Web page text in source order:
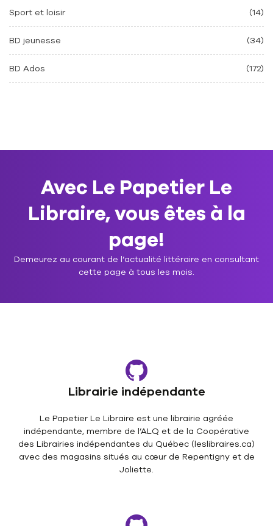
Sport et loisir (14)
BD jeunesse (34)
BD Ados (172)
Avec Le Papetier Le
Libraire, vous êtes à la
page!
Demeurez au courant de l’actualité littéraire en consultant
cette page à tous les mois.
Librairie indépendante
Le Papetier Le Libraire est une librairie agréée
indépendante, membre de l’ALQ et de la Coopérative
des Librairies indépendantes du Québec (leslibraires.ca)
avec des magasins situés au cœur de Repentigny et de
Joliette.